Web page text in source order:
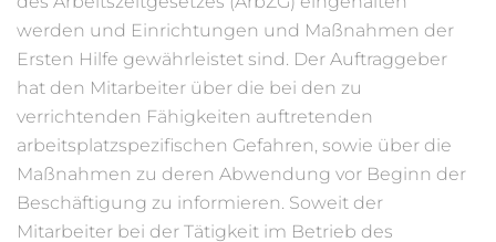
werden und Einrichtungen und Maßnahmen der
Ersten Hilfe gewährleistet sind. Der Auftraggeber
hat den Mitarbeiter über die bei den zu
verrichtenden Fähigkeiten auftretenden
arbeitsplatzspezifischen Gefahren, sowie über die
Maßnahmen zu deren Abwendung vor Beginn der
Beschäftigung zu informieren. Soweit der
Mitarbeiter bei der Tätigkeit im Betrieb des